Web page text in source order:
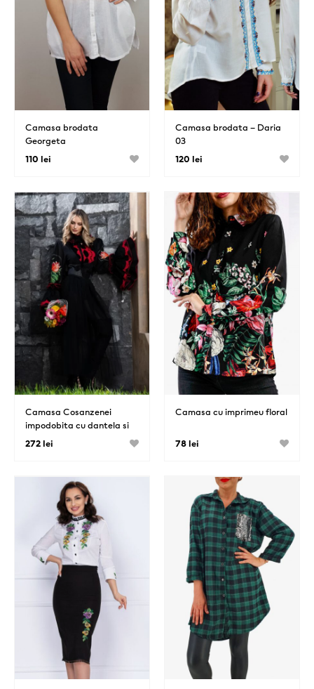
Camasa brodata
Georgeta
110 lei
Camasa brodata – Daria
03
120 lei
Camasa Cosanzenei
impodobita cu dantela si
trandafiri rosii
272 lei
Camasa cu imprimeu floral
78 lei